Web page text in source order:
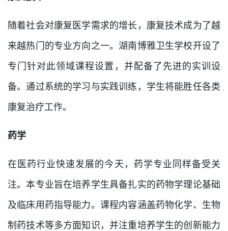
随着社会对康复医学需求的增长，康复技术成为了越
来越热门的专业方向之一。湖南博雅卫生学校开设了
专门针对此领域课程设置，并配备了先进的实训设
备。通过系统的学习与实践训练，学生将能胜任各类
康复治疗工作。
药学
在医药行业快速发展的今天，药学专业同样备受关
注。本专业旨在培养学生具备扎实的药物学理论基础
及临床用药指导能力。课程内容涵盖药物化学、生物
制药技术等多方面知识，并注重培养学生的创新能力